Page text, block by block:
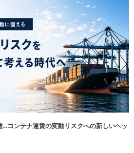
…コンテナ運賃の変動リスクへの新しいヘッ